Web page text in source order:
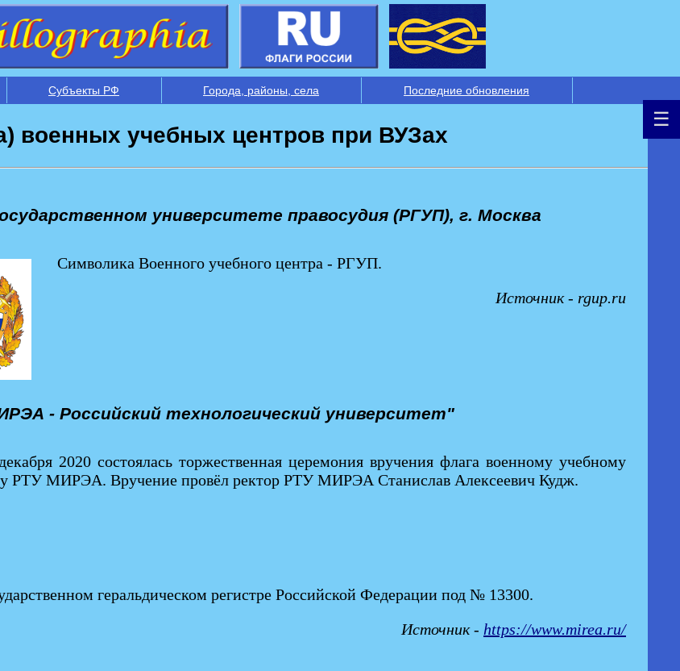
Субъекты РФ Города, районы, села Последние обновления
военных учебных центров при ВУЗах
университете правосудия (РГУП), г. Москва
Символика Военного учебного центра - РГУП.
Источник - rgup.ru
- Российский технологический университет"
2020 состоялась торжественная церемония вручения флага военному учебному
РТУ МИРЭА. Вручение провёл ректор РТУ МИРЭА Станислав Алексеевич Кудж.
геральдическом регистре Российской Федерации под № 13300.
Источник - https://www.mirea.ru/